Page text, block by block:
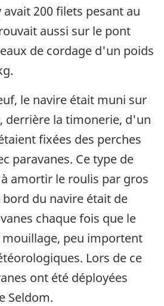
200 filets pesant au
aussi sur le pont
de cordage d'un poids
le navire était muni sur
derrière la timonerie, d'un
fixées des perches
paravanes. Ce type de
amortir le roulis par gros
du navire était de
chaque fois que le
peu importent
Lors de ce
ont été déployées
Seldom.